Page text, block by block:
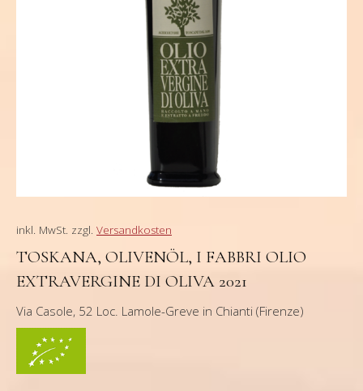
inkl. MwSt. zzgl. Versandkosten
TOSKANA, OLIVENÖL, I FABBRI OLIO
EXTRAVERGINE DI OLIVA 2021
Via Casole, 52 Loc. Lamole-Greve in Chianti (Firenze)